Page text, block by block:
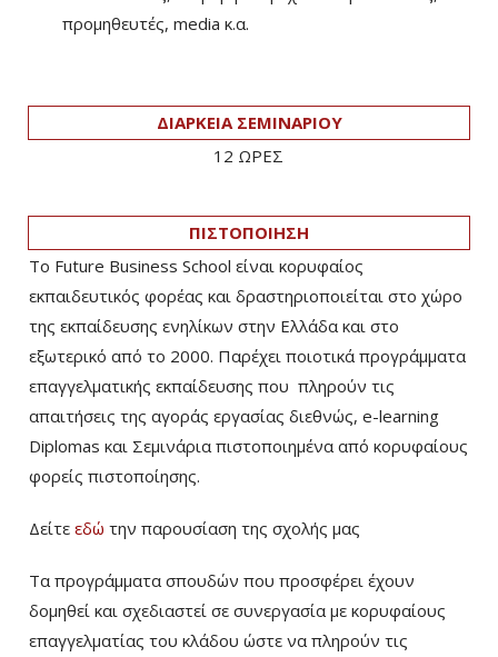
προμηθευτές, media κ.α.
ΔΙΑΡΚΕΙΑ ΣΕΜΙΝΑΡΙΟΥ
12 ΩΡΕΣ
ΠΙΣΤΟΠΟΙΗΣΗ
Το Future Business School είναι κορυφαίος
εκπαιδευτικός φορέας και δραστηριοποιείται στο χώρο
της εκπαίδευσης ενηλίκων στην Ελλάδα και στο
εξωτερικό από το 2000. Παρέχει ποιοτικά προγράμματα
επαγγελματικής εκπαίδευσης που πληρούν τις
απαιτήσεις της αγοράς εργασίας διεθνώς, e-learning
Diplomas και Σεμινάρια πιστοποιημένα από κορυφαίους
φορείς πιστοποίησης.
Δείτε εδώ την παρουσίαση της σχολής μας
Τα προγράμματα σπουδών που προσφέρει έχουν
δομηθεί και σχεδιαστεί σε συνεργασία με κορυφαίους
επαγγελματίας του κλάδου ώστε να πληρούν τις